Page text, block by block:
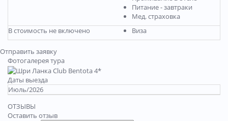
Питание - завтраки
Мед. страховка
В стоимость не включено
Виза
Отправить заявку
Фотогалерея тура
Даты выезда
Июль/2026
ОТЗЫВЫ
Оставить отзыв